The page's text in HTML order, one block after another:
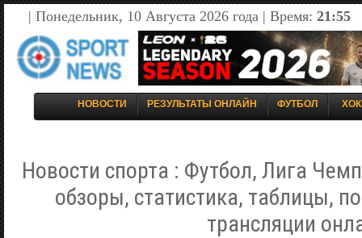
| Понедельник, 10 Августа 2026 года | Время: 21:55
НОВОСТИ РЕЗУЛЬТАТЫ ОНЛАЙН ФУТБОЛ
Новости спорта : Футбол, Лига
обзоры, статистика, таблицы,
трансляции